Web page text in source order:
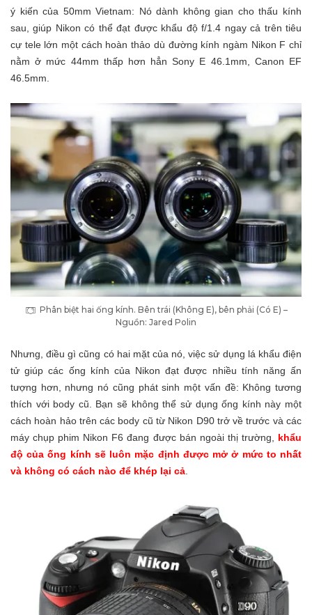
ý kiến của 50mm Vietnam: Nó dành không gian cho thấu kính
sau, giúp Nikon có thể đạt được khẩu độ f/1.4 ngay cả trên tiêu
cự tele lớn một cách hoàn thảo dù đường kính ngàm Nikon F chỉ
nằm ở mức 44mm thấp hơn hẳn Sony E 46.1mm, Canon EF
46.5mm.
Phân biệt hai ống kính. Bên trái (Không E), bên phải (Có E) –
Nguồn: Jared Polin
Nhưng, điều gì cũng có hai mặt của nó, việc sử dụng lá khẩu điện
tử giúp các ống kính của Nikon đạt được nhiều tính năng ấn
tượng hơn, nhưng nó cũng phát sinh một vấn đề: Không tương
thích với body cũ. Bạn sẽ không thể sử dụng ống kính này một
cách hoàn hảo trên các body cũ từ Nikon D90 trở về trước và các
máy chụp phim Nikon F6 đang được bán ngoài thị trường, khẩu
độ của ống kính sẽ luôn mặc định được mở ở mức to nhất
và không có cách nào để khép lại cả.